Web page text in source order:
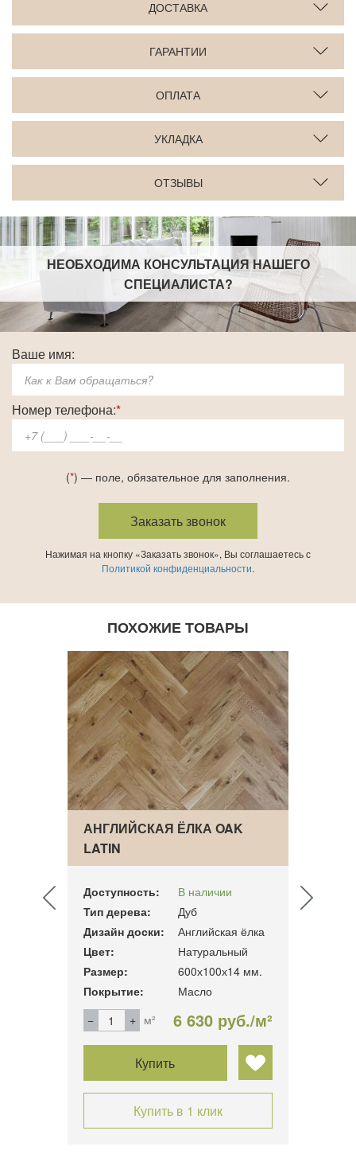
ДОСТАВКА
ГАРАНТИИ
ОПЛАТА
УКЛАДКА
ОТЗЫВЫ
НЕОБХОДИМА КОНСУЛЬТАЦИЯ НАШЕГО
СПЕЦИАЛИСТА?
Ваше имя:
Номер телефона:*
(*) — поле, обязательное для заполнения.
Нажимая на кнопку «Заказать звонок», Вы соглашаетесь с
Политикой конфиденциальности.
ПОХОЖИЕ ТОВАРЫ
АНГЛИЙСКАЯ ЁЛКА OAK
LATIN
Доступность:
В наличии
Тип дерева:
Дуб
Дизайн доски:
Английская ёлка
Цвет:
Натуральный
Размер:
600х100х14 мм.
Покрытие:
Масло
м²
6 630 руб./м²
Купить
Купить в 1 клик